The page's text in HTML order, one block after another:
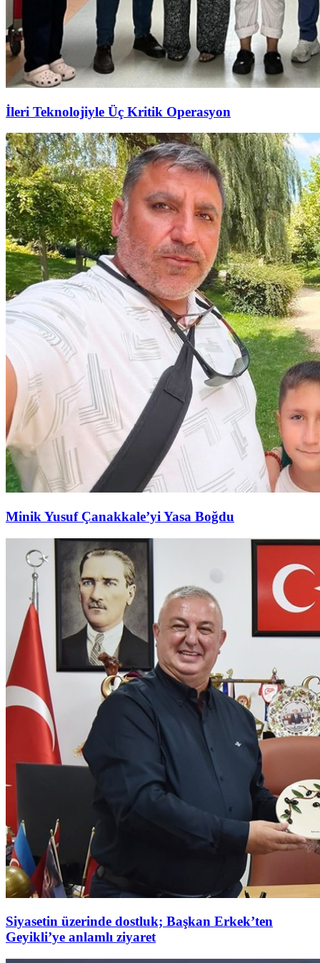
İleri Teknolojiyle Üç Kritik Operasyon
Minik Yusuf Çanakkale’yi Yasa Boğdu
Siyasetin üzerinde dostluk; Başkan Erkek’ten
Geyikli’ye anlamlı ziyaret